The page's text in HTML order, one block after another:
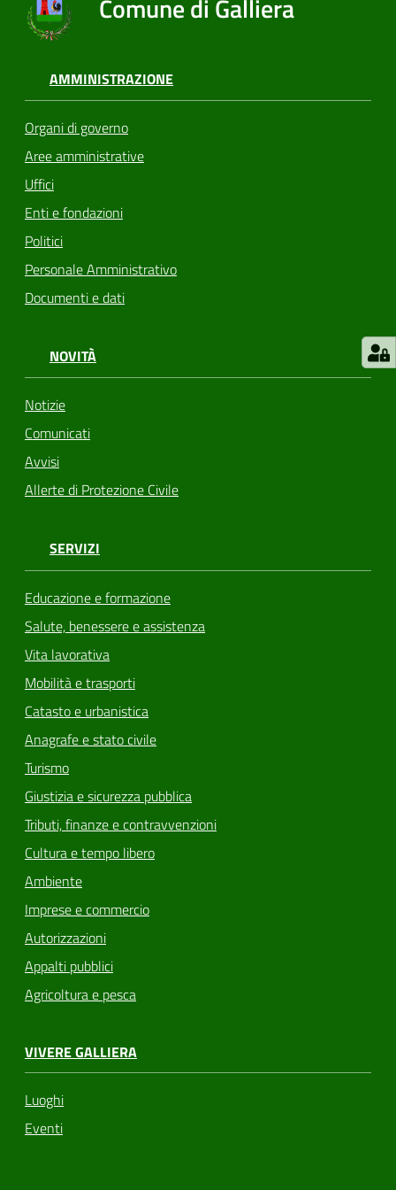
Comune di Galliera
AMMINISTRAZIONE
Organi di governo
Aree amministrative
Uffici
Enti e fondazioni
Politici
Personale Amministrativo
Documenti e dati
NOVITÀ
Notizie
Comunicati
Avvisi
Allerte di Protezione Civile
SERVIZI
Educazione e formazione
Salute, benessere e assistenza
Vita lavorativa
Mobilità e trasporti
Catasto e urbanistica
Anagrafe e stato civile
Turismo
Giustizia e sicurezza pubblica
Tributi, finanze e contravvenzioni
Cultura e tempo libero
Ambiente
Imprese e commercio
Autorizzazioni
Appalti pubblici
Agricoltura e pesca
VIVERE GALLIERA
Luoghi
Eventi